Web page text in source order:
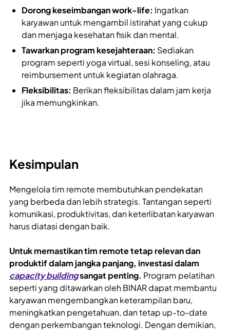
Dorong keseimbangan work-life: Ingatkan
karyawan untuk mengambil istirahat yang cukup
dan menjaga kesehatan fisik dan mental.
Tawarkan program kesejahteraan: Sediakan
program seperti yoga virtual, sesi konseling, atau
reimbursement untuk kegiatan olahraga.
Fleksibilitas: Berikan fleksibilitas dalam jam kerja
jika memungkinkan.
Kesimpulan
Mengelola tim remote membutuhkan pendekatan
yang berbeda dan lebih strategis. Tantangan seperti
komunikasi, produktivitas, dan keterlibatan karyawan
harus diatasi dengan baik.
Untuk memastikan tim remote tetap relevan dan
produktif dalam jangka panjang, investasi dalam
capacity buildingsangat penting. Program pelatihan
seperti yang ditawarkan oleh BINAR dapat membantu
karyawan mengembangkan keterampilan baru,
meningkatkan pengetahuan, dan tetap up-to-date
dengan perkembangan teknologi. Dengan demikian,